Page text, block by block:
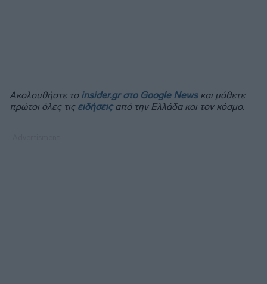
Ακολουθήστε το insider.gr στο Google Newsκαι μάθετε
πρώτοι όλες τις ειδήσειςαπό την Ελλάδα και τον κόσμο.